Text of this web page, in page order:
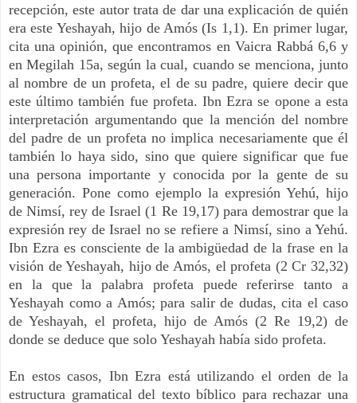
recepción, este autor trata de dar una explicación de quién
era este Yeshayah, hijo de Amós (Is 1,1). En primer lugar,
cita una opinión, que encontramos en Vaicra Rabbá 6,6 y
en Megilah 15a, según la cual, cuando se menciona, junto
al nombre de un profeta, el de su padre, quiere decir que
este último también fue profeta. Ibn Ezra se opone a esta
interpretación argumentando que la mención del nombre
del padre de un profeta no implica necesariamente que él
también lo haya sido, sino que quiere significar que fue
una persona importante y conocida por la gente de su
generación. Pone como ejemplo la expresión Yehú, hijo
de Nimsí, rey de Israel (1 Re 19,17) para demostrar que la
expresión rey de Israel no se refiere a Nimsí, sino a Yehú.
Ibn Ezra es consciente de la ambigüedad de la frase en la
visión de Yeshayah, hijo de Amós, el profeta (2 Cr 32,32)
en la que la palabra profeta puede referirse tanto a
Yeshayah como a Amós; para salir de dudas, cita el caso
de Yeshayah, el profeta, hijo de Amós (2 Re 19,2) de
donde se deduce que solo Yeshayah había sido profeta.
En estos casos, Ibn Ezra está utilizando el orden de la
estructura gramatical del texto bíblico para rechazar una